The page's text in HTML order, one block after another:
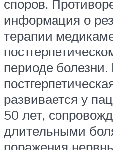
споров.
информация о
терапии
периоде болезни.
развивается у
50 лет,
длительными
поражения